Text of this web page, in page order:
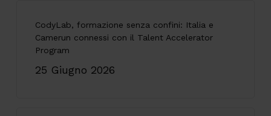
CodyLab, formazione senza confini: Italia e
Camerun connessi con il Talent Accelerator
Program
25 Giugno 2026